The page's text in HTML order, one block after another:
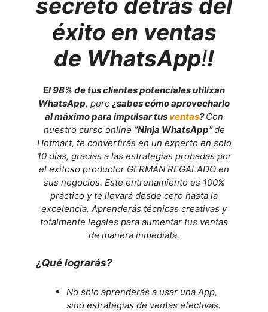
secreto detrás del
éxito en ventas
de WhatsApp!!
El 98% de tus clientes potenciales utilizan
WhatsApp, pero¿sabes cómo aprovecharlo
al máximo para impulsar tus ventas?Con
nuestro curso online “Ninja WhatsApp”de
Hotmart, te convertirás en un experto en solo
10 días, gracias a las estrategias probadas por
el exitoso productor GERMÁN REGALADO en
sus negocios. Este entrenamiento es 100%
práctico y te llevará desde cero hasta la
excelencia. Aprenderás técnicas creativas y
totalmente legales para aumentar tus ventas
de manera inmediata.
¿Qué lograrás?
No solo aprenderás a usar una App,
sino estrategias de ventas efectivas.